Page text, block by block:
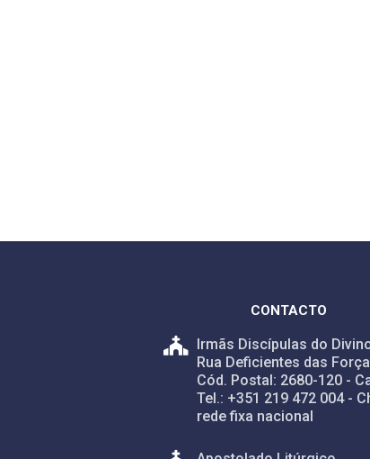
CONTACTO
Irmãs Discípulas do
Rua Deficientes das
Cód. Postal: 2680-120 -
Tel.: +351 219 472 004 -
rede fixa nacional